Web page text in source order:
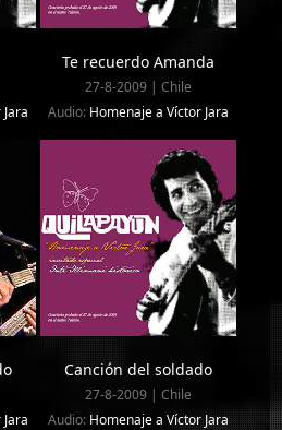
Te recuerdo Amanda
27-8-2009 | Chile
Audio: Homenaje a Víctor Jara
Canción del soldado
27-8-2009 | Chile
Audio: Homenaje a Víctor Jara